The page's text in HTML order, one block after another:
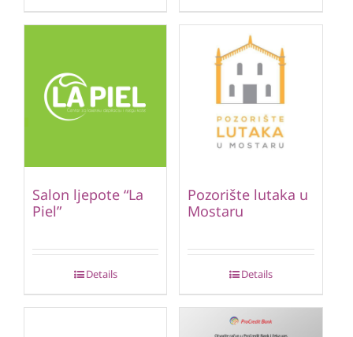
Salon ljepote “La
Piel”
Details
Pozorište lutaka u
Mostaru
Details